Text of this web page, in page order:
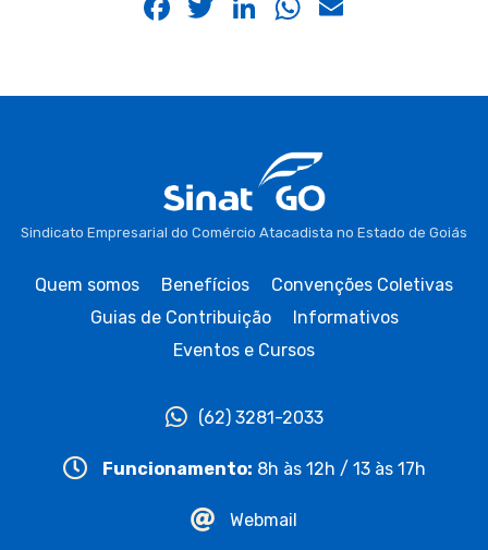
Sindicato Empresarial do Comércio Atacadista no Estado de Goiás
Quem somos Benefícios
Convenções Coletivas
Guias de Contribuição
Informativos
Eventos e Cursos
(62) 3281-2033
Funcionamento: 8h às 12h / 13 às 17h
Webmail